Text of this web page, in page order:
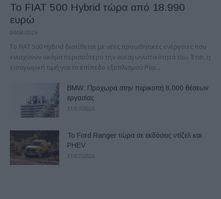
Το FIAT 500 Hybrid τώρα από 18.990
ευρώ
04/08/2026
Το FIAT 500 Hybrid διατίθεται με νέες προωθητικές ενέργειες που
ενισχύουν ακόμα περισσότερο την ανταγωνιστικότητά του. Έτσι, η
εισαγωγική τιμή για το επίπεδο εξοπλισμού Pop...
BMW: Προχωρά στην περικοπή 8.000 θέσεων
εργασίας
31/07/2026
Το Ford Ranger τώρα σε εκδόσεις ντίζελ και
PHEV
31/07/2026